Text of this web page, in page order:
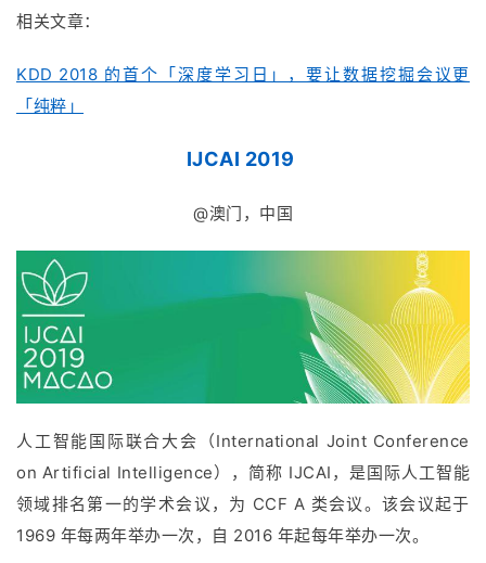
相关文章：
KDD 2018 的首个「深度学习日」，要让数据挖掘会议更
「纯粹」
IJCAI 2019
@澳门，中国
人工智能国际联合大会（International Joint Conference
on Artificial Intelligence），简称 IJCAI，是国际人工智能
领域排名第一的学术会议，为 CCF A 类会议。该会议起于
1969 年每两年举办一次，自 2016 年起每年举办一次。